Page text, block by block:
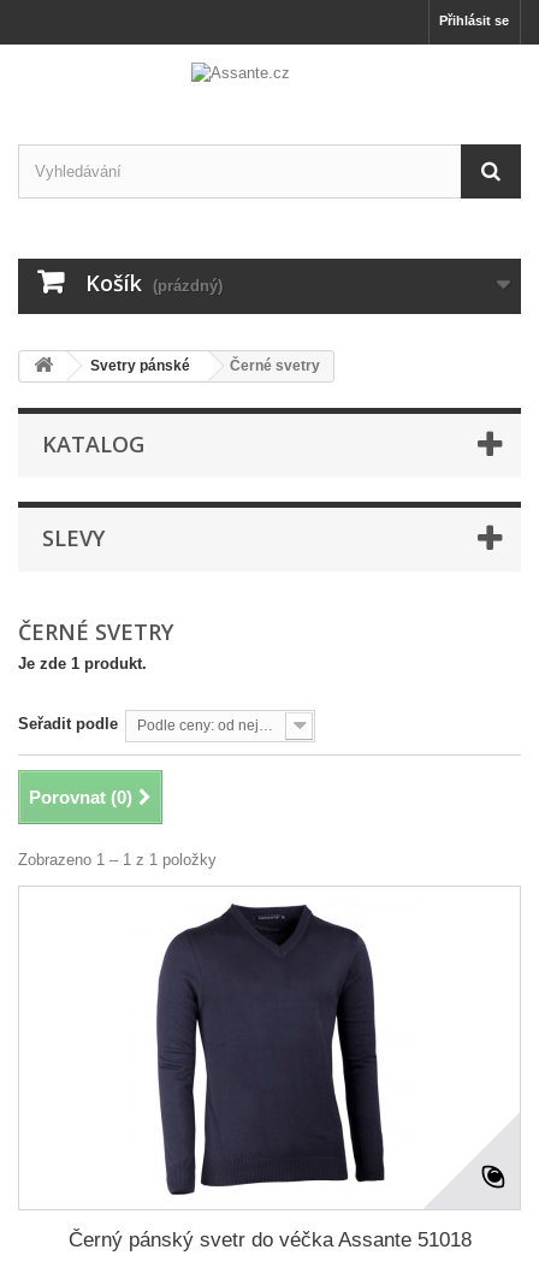
Přihlásit se
Košík (prázdný)
Svetry pánské Černé svetry
KATALOG
SLEVY
ČERNÉ SVETRY
Je zde 1 produkt.
Seřadit podle Podle ceny: od nejvyšší
Porovnat (0)
Zobrazeno 1 – 1 z 1 položky
Černý pánský svetr do véčka Assante 51018